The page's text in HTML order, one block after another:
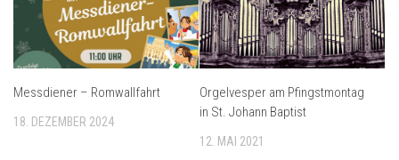
Messdiener – Romwallfahrt
18. DEZEMBER 2024
Orgelvesper am Pfingstmontag
in St. Johann Baptist
12. MAI 2021